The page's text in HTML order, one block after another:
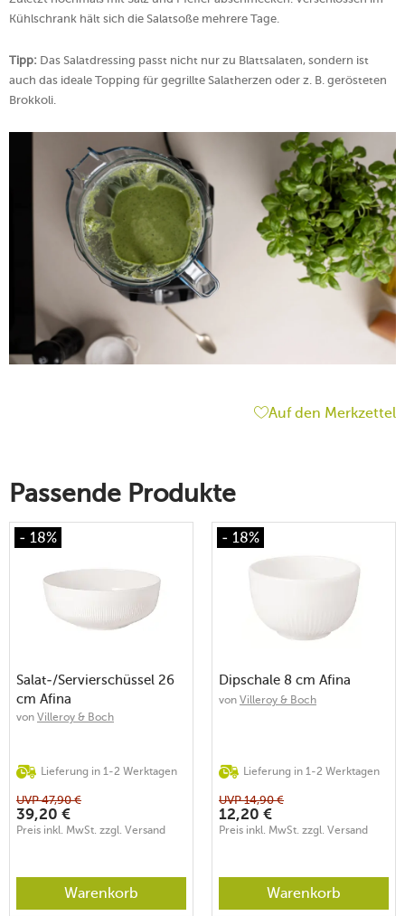
Kühlschrank hält sich die Salatsoße mehrere Tage.
Tipp: Das Salatdressing passt nicht nur zu Blattsalaten, sondern ist
auch das ideale Topping für gegrillte Salatherzen oder z. B. gerösteten
Brokkoli.
Auf den Merkzettel
Passende Produkte
- 18%
Salat-/Servierschüssel 26
cm Afina
von Villeroy & Boch
Lieferung in 1-2 Werktagen
UVP47,90 €
39,20 €
Preis inkl. MwSt. zzgl. Versand
Warenkorb
- 18%
Dipschale 8 cm Afina
von Villeroy & Boch
Lieferung in 1-2 Werktagen
UVP14,90 €
12,20 €
Preis inkl. MwSt. zzgl. Versand
Warenkorb